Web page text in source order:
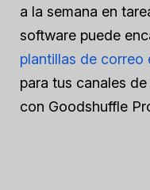
a la semana en
software puede
plantillas de
para tus canales
con Goodshuffle